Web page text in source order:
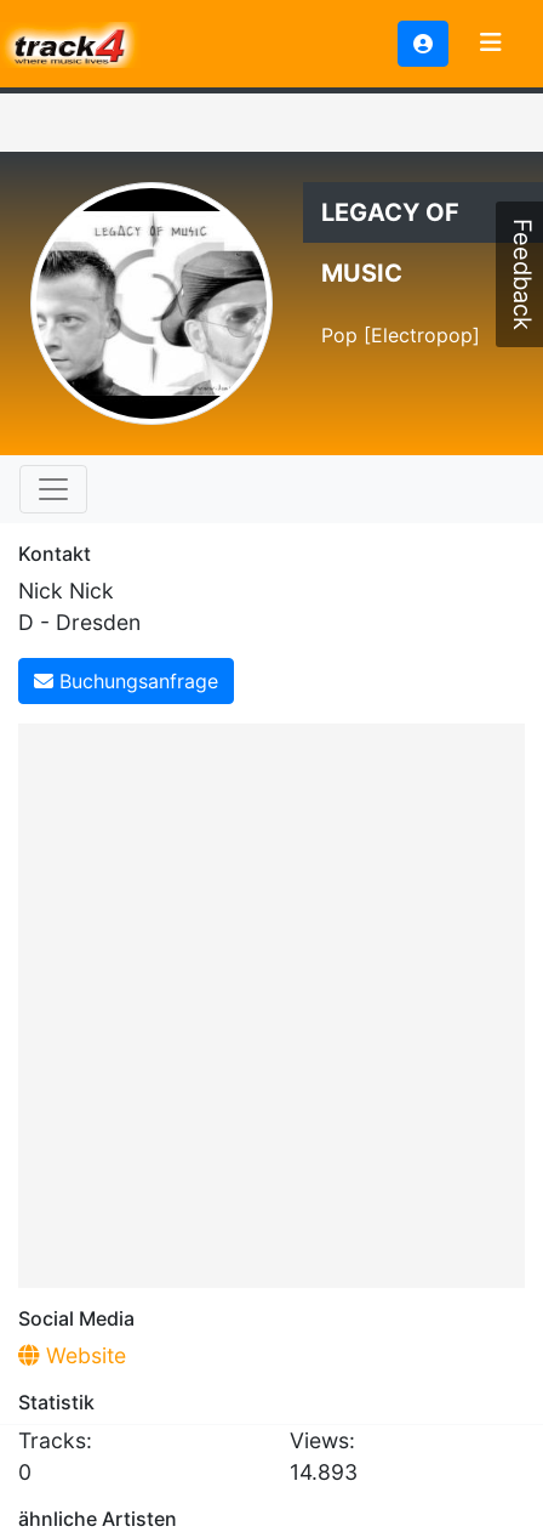
LEGACY OF
MUSIC
Pop [Electropop]
Kontakt
Nick Nick
D - Dresden
Buchungsanfrage
Social Media
Website
Statistik
Tracks:
0
Views:
14.893
ähnliche Artisten
Feedback